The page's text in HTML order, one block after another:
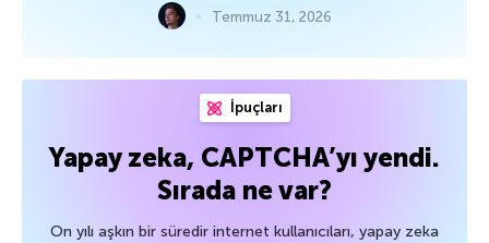
Temmuz 31, 2026
İpuçları
Yapay zeka, CAPTCHA’yı yendi.
Sırada ne var?
On yılı aşkın bir süredir internet kullanıcıları, yapay zeka